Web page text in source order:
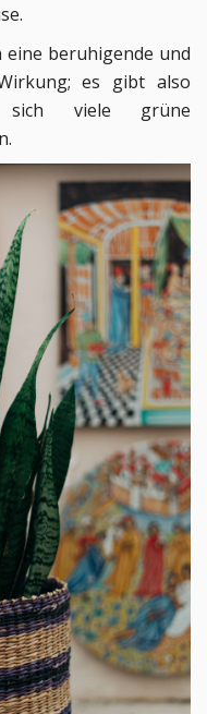
eine beruhigende und
es gibt also
sich viele grüne